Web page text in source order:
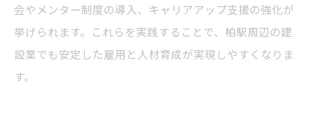
会やメンター制度の導入、キャリアアップ支援の強化が
挙げられます。これらを実践することで、柏駅周辺の建
設業でも安定した雇用と人材育成が実現しやすくなりま
す。